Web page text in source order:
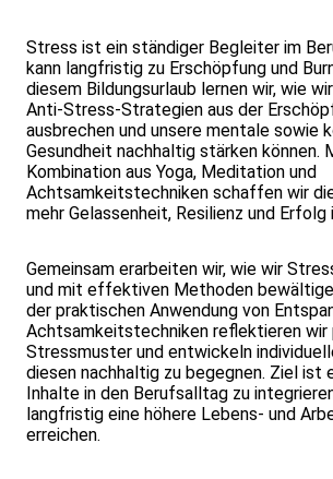
Stress ist ein ständiger Begleiter im
kann langfristig zu Erschöpfung und
diesem Bildungsurlaub lernen wir, wie
Anti-Stress-Strategien aus der
ausbrechen und unsere mentale sowie
Gesundheit nachhaltig stärken können.
Kombination aus Yoga, Meditation und
Achtsamkeitstechniken schaffen wir
mehr Gelassenheit, Resilienz und Erfolg
Gemeinsam erarbeiten wir, wie wir
und mit effektiven Methoden
der praktischen Anwendung von
Achtsamkeitstechniken reflektieren wir
Stressmuster und entwickeln
diesen nachhaltig zu begegnen. Ziel ist
Inhalte in den Berufsalltag zu
langfristig eine höhere Lebens- und
erreichen.